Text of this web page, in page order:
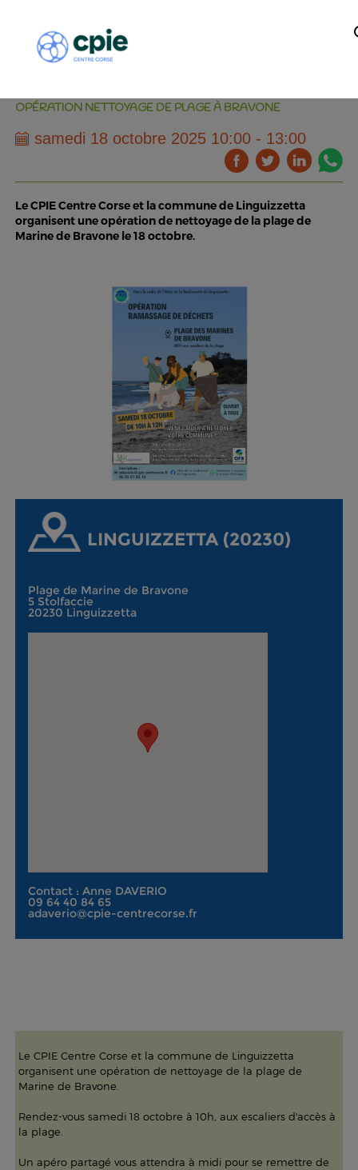
OPÉRATION NETTOYAGE DE PLAGE À BRAVONE
samedi 18 octobre 2025 10:00 - 13:00
Le CPIE Centre Corse et la commune de Linguizzetta
organisent une opération de nettoyage de la plage de
Marine de Bravone le 18 octobre.
LINGUIZZETTA (20230)
Plage de Marine de Bravone
5 Stolfaccie
20230 Linguizzetta
Contact : Anne DAVERIO
09 64 40 84 65
adaverio@cpie-centrecorse.fr
Le CPIE Centre Corse et la commune de Linguizzetta
organisent une opération de nettoyage de la plage de
Marine de Bravone.
Rendez-vous samedi 18 octobre à 10h, aux escaliers d'accès à
la plage.
Un apéro partagé vous attendra à midi pour se remettre de